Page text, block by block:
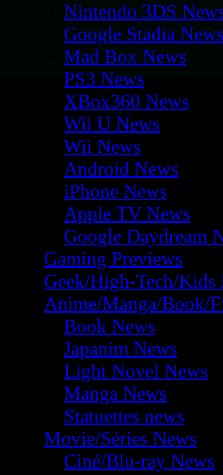
Nintendo 3DS
Google Stadia
Mad Box News
PS3 News
XBox360 News
Wii U News
Wii News
Android News
iPhone News
Apple TV News
Google Daydream
Gaming Previews
Geek/High-Tech/Kids
Anime/Manga/Book/
Book News
Japanim News
Light Novel News
Manga News
Statuettes news
Movie/Séries News
Ciné/Blu-ray News